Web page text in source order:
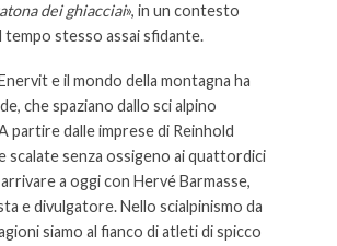
dei ghiacciai», in un contesto
tempo stesso assai sfidante.
e il mondo della montagna ha
che spaziano dallo sci alpino
partire dalle imprese di Reinhold
scalate senza ossigeno ai quattordici
a oggi con Hervé Barmasse,
e divulgatore. Nello scialpinismo da
siamo al fianco di atleti di spicco